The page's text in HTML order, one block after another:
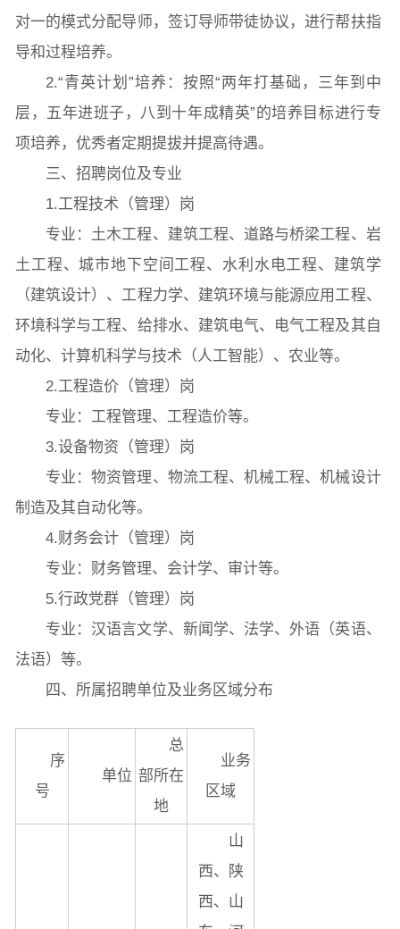
对一的模式分配导师，签订导师带徒协议，进行帮扶指
导和过程培养。
2.“青英计划”培养：按照“两年打基础，三年到中
层，五年进班子，八到十年成精英”的培养目标进行专
项培养，优秀者定期提拔并提高待遇。
三、招聘岗位及专业
1.工程技术（管理）岗
专业：土木工程、建筑工程、道路与桥梁工程、岩
土工程、城市地下空间工程、水利水电工程、建筑学
（建筑设计）、工程力学、建筑环境与能源应用工程、
环境科学与工程、给排水、建筑电气、电气工程及其自
动化、计算机科学与技术（人工智能）、农业等。
2.工程造价（管理）岗
专业：工程管理、工程造价等。
3.设备物资（管理）岗
专业：物资管理、物流工程、机械工程、机械设计
制造及其自动化等。
4.财务会计（管理）岗
专业：财务管理、会计学、审计等。
5.行政党群（管理）岗
专业：汉语言文学、新闻学、法学、外语（英语、
法语）等。
四、所属招聘单位及业务区域分布
序
号
单位
总
部所在
地
业务
区域
山
西、陕
西、山